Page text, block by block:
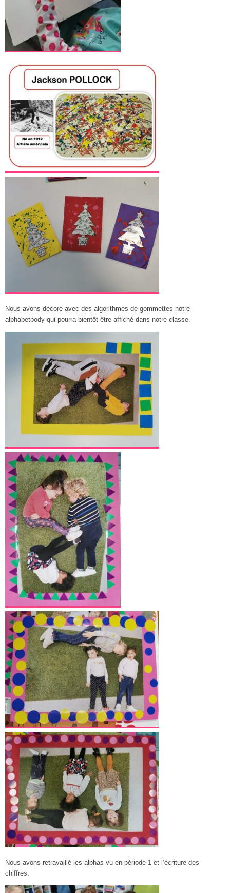
Nous avons décoré avec des algorithmes de gommettes notre
alphabetbody qui pourra bientôt être affiché dans notre classe.
Nous avons retravaillé les alphas vu en période 1 et l’écriture des
chiffres.